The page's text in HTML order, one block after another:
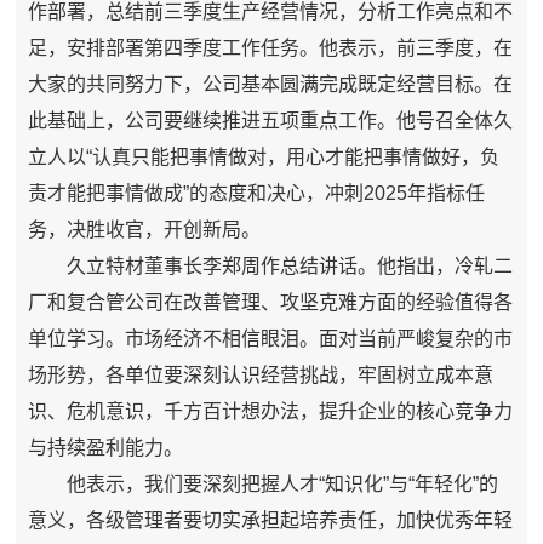
作部署，总结前三季度生产经营情况，分析工作亮点和不
足，安排部署第四季度工作任务。他表示，前三季度，在
大家的共同努力下，公司基本圆满完成既定经营目标。在
此基础上，公司要继续推进五项重点工作。他号召全体久
立人以“认真只能把事情做对，用心才能把事情做好，负
责才能把事情做成”的态度和决心，冲刺2025年指标任
务，决胜收官，开创新局。
久立特材董事长李郑周作总结讲话。他指出，冷轧二
厂和复合管公司在改善管理、攻坚克难方面的经验值得各
单位学习。市场经济不相信眼泪。面对当前严峻复杂的市
场形势，各单位要深刻认识经营挑战，牢固树立成本意
识、危机意识，千方百计想办法，提升企业的核心竞争力
与持续盈利能力。
他表示，我们要深刻把握人才“知识化”与“年轻化”的
意义，各级管理者要切实承担起培养责任，加快优秀年轻